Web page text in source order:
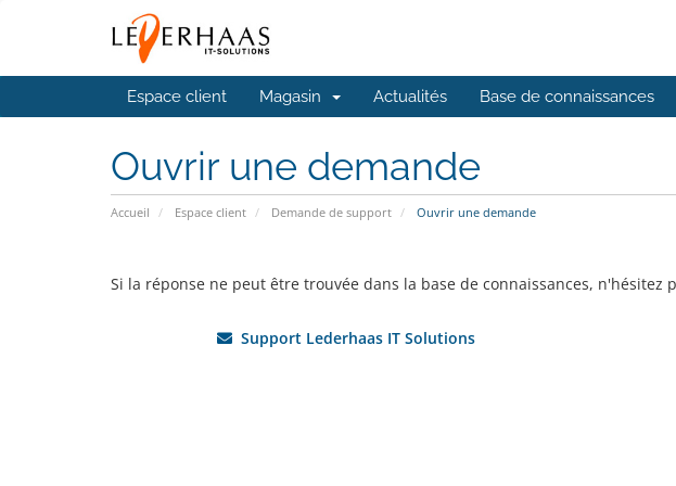
Espace client Magasin Actualités Base de connaissances
Ouvrir une demande
Accueil Espace client Demande de support Ouvrir une demande
Si la réponse ne peut être trouvée dans la base de connaissances,
Support Lederhaas IT Solutions